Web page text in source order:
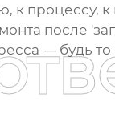
к процессу, к
после
— будь